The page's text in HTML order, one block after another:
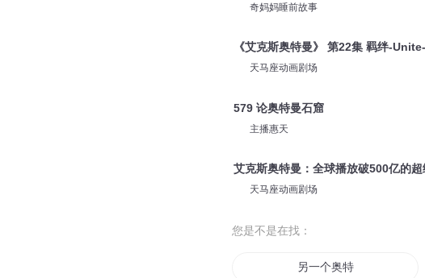
奇妈妈睡前故事
《艾克斯奥特曼》 第22集 羁绊-
天马座动画剧场
579 论奥特曼石窟
主播惠天
艾克斯奥特曼：全球播放破500亿的超
天马座动画剧场
您是不是在找：
另一个奥特曼